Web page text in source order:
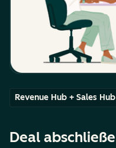
Revenue Hub + Sales Hub
Deal